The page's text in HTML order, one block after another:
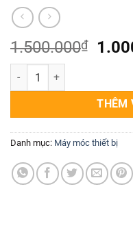
1.500.000₫
Giá
Gas và bếp gas số lượng
THÊM
Danh mục: Máy móc thiết bị